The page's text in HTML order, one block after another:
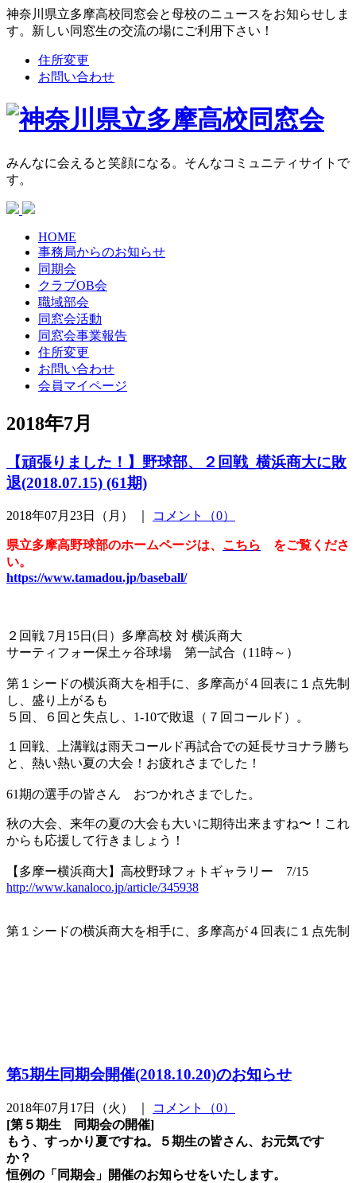
神奈川県立多摩高校同窓会と母校のニュースをお知らせしま
す。新しい同窓生の交流の場にご利用下さい！
住所変更
お問い合わせ
みんなに会えると笑顔になる。そんなコミュニティサイトで
す。
HOME
事務局からのお知らせ
同期会
クラブOB会
職域部会
同窓会活動
同窓会事業報告
住所変更
お問い合わせ
会員マイページ
2018年7月
【頑張りました！】野球部、２回戦_横浜商大に敗
退(2018.07.15) (61期)
2018年07月23日（月） ｜ コメント（0）
県立多摩高野球部のホームページは、 こちら
をご覧くださ
い。
https://www.tamadou.jp/baseball/
２回戦 7月15日(日）多摩高校 対 横浜商大
サーティフォー保土ヶ谷球場 第一試合（11時～）
第１シードの横浜商大を相手に、多摩高が４回表に１点先制
し、盛り上がるも
５回、６回と失点し、1-10で敗退（７回コールド）。
１回戦、上溝戦は雨天コールド再試合での延長サヨナラ勝ち
と、熱い熱い夏の大会！お疲れさまでした！
61期の選手の皆さん おつかれさまでした。
秋の大会、来年の夏の大会も大いに期待出来ますね〜！これ
からも応援して行きましょう！
【多摩ー横浜商大】高校野球フォトギャラリー 7/15
http://www.kanaloco.jp/article/345938
第１シードの横浜商大を相手に、多摩高が４回表に１点先制
第5期生同期会開催(2018.10.20)のお知らせ
2018年07月17日（火） ｜
コメント（0）
[第５期生 同期会の開催]
もう、すっかり夏ですね。５期生の皆さん、お元気です
か？
恒例の「同期会」開催のお知らせをいたします。